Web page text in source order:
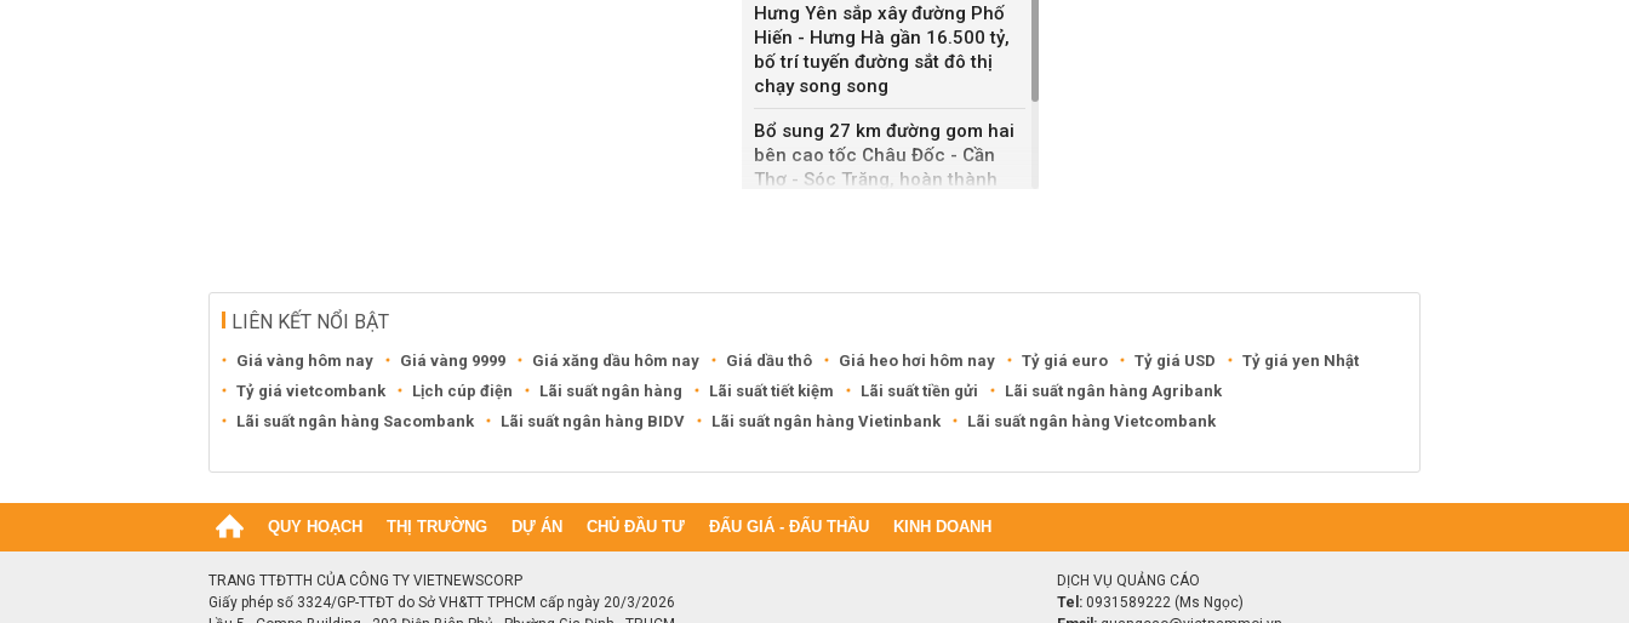
Hưng Yên sắp xây đường Phố
Hiến - Hưng Hà gần 16.500 tỷ,
bố trí tuyến đường sắt đô thị
chạy song song
Bổ sung 27 km đường gom hai
bên cao tốc Châu Đốc - Cần
Thơ - Sóc Trăng, hoàn thành
LIÊN KẾT NỔI BẬT
Giá vàng hôm nay Giá vàng 9999 Giá xăng dầu hôm nay Giá dầu thô Giá heo hơi hôm nay Tỷ giá euro Tỷ giá USD
Tỷ giá yen Nhật
Tỷ giá vietcombank
Lịch cúp điện Lãi suất ngân hàng Lãi suất tiết kiệm Lãi suất tiền gửi
Lãi suất ngân hàng Agribank
Lãi suất ngân hàng Sacombank
Lãi suất ngân hàng BIDV Lãi suất ngân hàng Vietinbank Lãi suất ngân hàng Vietcombank
QUY HOẠCH THỊ TRƯỜNG DỰ ÁN CHỦ ĐẦU TƯ ĐẤU GIÁ - ĐẤU THẦU KINH DOANH
TRANG TTĐTTH CỦA CÔNG TY VIETNEWSCORP
Giấy phép số 3324/GP-TTĐT do Sở VH&TT TPHCM cấp ngày 20/3/2026
DỊCH VỤ QUẢNG CÁO
Tel: 0931589222 (Ms Ngọc)